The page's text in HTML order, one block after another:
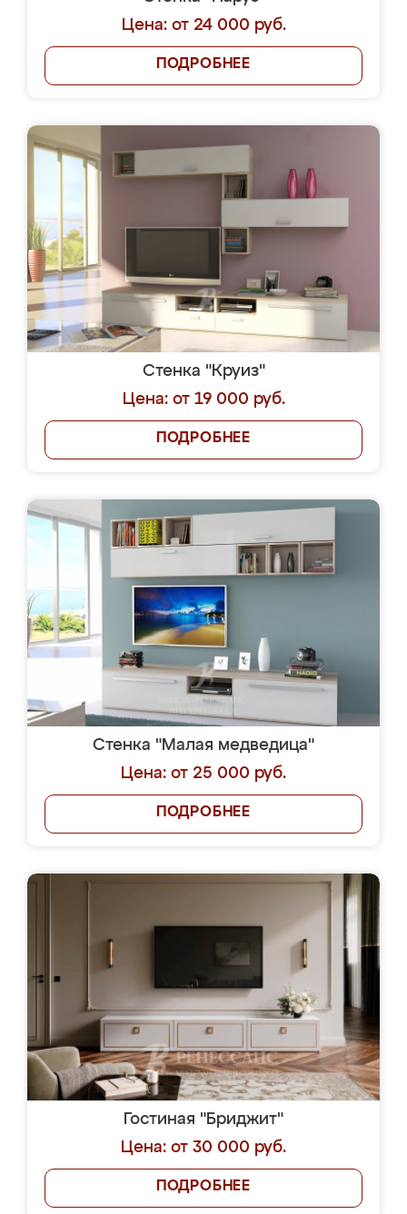
Цена: от 24 000 руб.
ПОДРОБНЕЕ
Стенка "Круиз"
Цена: от 19 000 руб.
ПОДРОБНЕЕ
Стенка "Малая медведица"
Цена: от 25 000 руб.
ПОДРОБНЕЕ
Гостиная "Бриджит"
Цена: от 30 000 руб.
ПОДРОБНЕЕ